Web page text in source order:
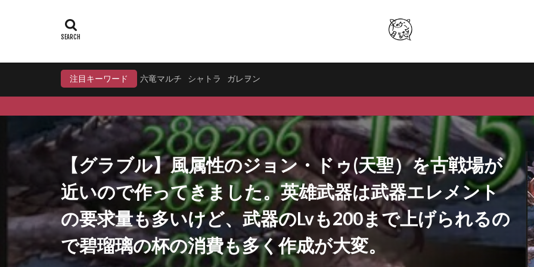
注目キーワード 六竜マルチ シャトラ ガレヲン
【グラブル】風属性のジョン・ドゥ(天聖）を古戦場が
近いので作ってきました。英雄武器は武器エレメント
の要求量も多いけど、武器のLvも200まで上げられるの
で碧瑠璃の杯の消費も多く作成が大変。